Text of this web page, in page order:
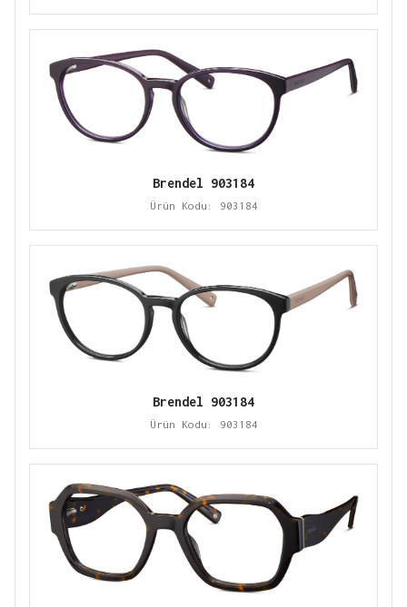
Brendel 903184
Ürün Kodu: 903184
Brendel 903184
Ürün Kodu: 903184